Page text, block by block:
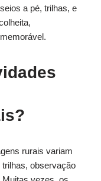
a pé, trilhas, e
rurais variam
observação